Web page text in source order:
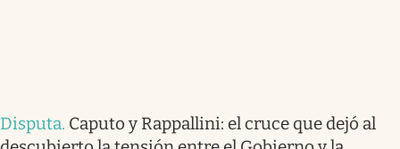
Disputa. Caputo y Rappallini: el cruce que dejó al